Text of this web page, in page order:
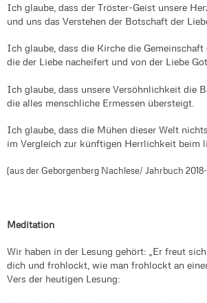
Ich glaube, dass der Tröster-Geist unsere
und uns das Verstehen der Botschaft der
Ich glaube, dass die Kirche die Gemeinschaft
die der Liebe nacheifert und von der Liebe
Ich glaube, dass unsere Versöhnlichkeit die
die alles menschliche Ermessen übersteigt.
Ich glaube, dass die Mühen dieser Welt
im Vergleich zur künftigen Herrlichkeit beim
(aus der Geborgenberg Nachlese/ Jahrbuch
Meditation
Wir haben in der Lesung gehört: „Er freut
dich und frohlockt, wie man frohlockt an
Vers der heutigen Lesung: